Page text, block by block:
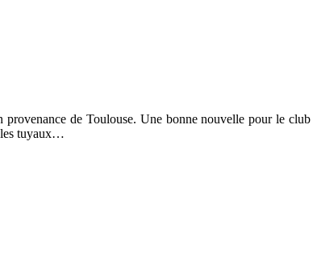
de Toulouse. Une bonne nouvelle pour le club
les tuyaux…